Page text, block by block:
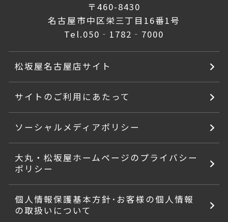
〒460-8430
名古屋市中区栄三丁目16番1号
Tel.050‐1782‐7000
松坂屋名古屋店サイト
サイトのご利用にあたって
ソーシャルメディアポリシー
大丸・松坂屋ホームページのプライバシー
ポリシー
個人情報保護基本方針･お客様の個人情報
の取扱いについて